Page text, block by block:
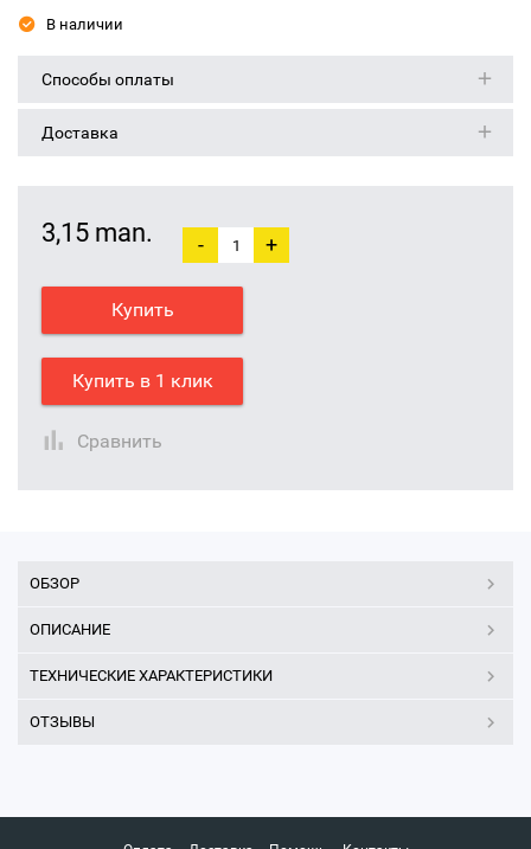
В наличии
Способы оплаты
Доставка
3,15 man. - +
Купить
Купить в 1 клик
Сравнить
ОБЗОР
ОПИСАНИЕ
ТЕХНИЧЕСКИЕ ХАРАКТЕРИСТИКИ
ОТЗЫВЫ